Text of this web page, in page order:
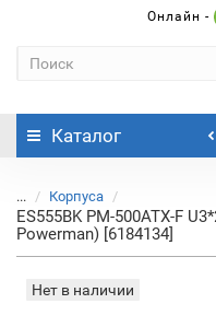
Онлайн -
Каталог
... Корпуса
ES555BK PM-500ATX-F
Powerman) [6184134]
Нет в наличии